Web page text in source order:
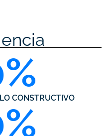
CONSTRUCTIVO
%
%